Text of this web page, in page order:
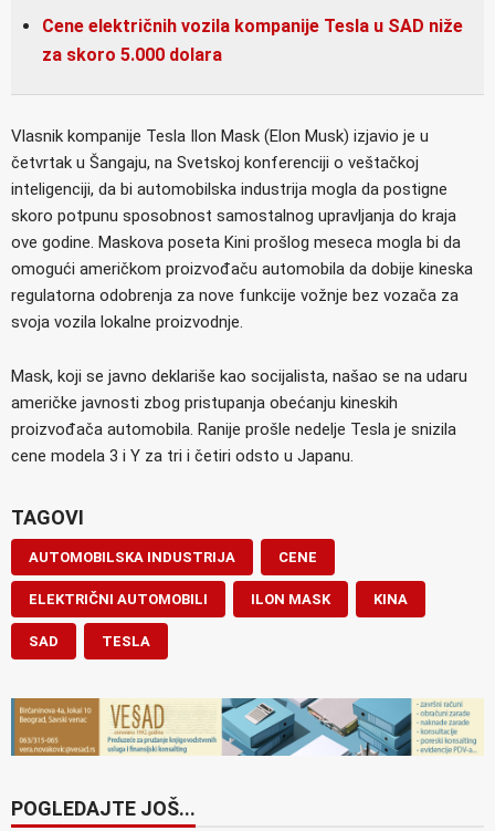
Cene električnih vozila kompanije Tesla u SAD niže
za skoro 5.000 dolara
Vlasnik kompanije Tesla Ilon Mask (Elon Musk) izjavio je u
četvrtak u Šangaju, na Svetskoj konferenciji o veštačkoj
inteligenciji, da bi automobilska industrija mogla da postigne
skoro potpunu sposobnost samostalnog upravljanja do kraja
ove godine. Maskova poseta Kini prošlog meseca mogla bi da
omogući američkom proizvođaču automobila da dobije kineska
regulatorna odobrenja za nove funkcije vožnje bez vozača za
svoja vozila lokalne proizvodnje.
Mask, koji se javno deklariše kao socijalista, našao se na udaru
američke javnosti zbog pristupanja obećanju kineskih
proizvođača automobila. Ranije prošle nedelje Tesla je snizila
cene modela 3 i Y za tri i četiri odsto u Japanu.
TAGOVI
AUTOMOBILSKA INDUSTRIJA CENE
ELEKTRIČNI AUTOMOBILI ILON MASK KINA
SAD TESLA
POGLEDAJTE JOŠ...